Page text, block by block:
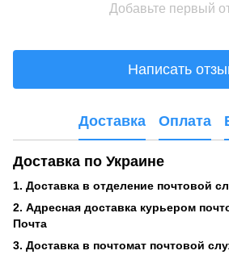
Добавьте первый
Написать
Доставка Оплата
Доставка по Украине
1. Доставка в отделение почтовой
2. Адресная доставка курьером
Почта
3. Доставка в почтомат почтовой